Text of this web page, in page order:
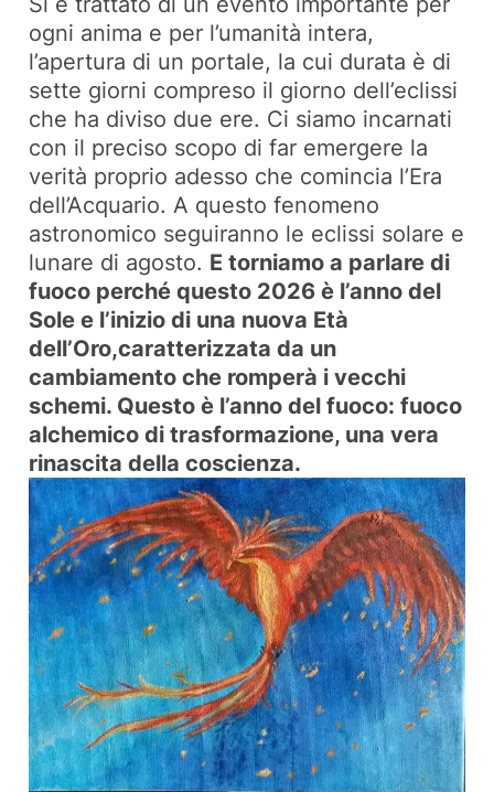
ogni anima e per l’umanità intera,
l’apertura di un portale, la cui durata è di
sette giorni compreso il giorno dell’eclissi
che ha diviso due ere. Ci siamo incarnati
con il preciso scopo di far emergere la
verità proprio adesso che comincia l’Era
dell’Acquario. A questo fenomeno
astronomico seguiranno le eclissi solare e
lunare di agosto. E torniamo a parlare di
fuoco perché questo 2026 è l’anno del
Sole e l’inizio di una nuova Età
dell’Oro,caratterizzata da un
cambiamento che romperà i vecchi
schemi. Questo è l’anno del fuoco: fuoco
alchemico di trasformazione, una vera
rinascita della coscienza.